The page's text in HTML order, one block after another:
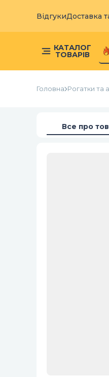
ВідгукиДоставка
КАТАЛОГ
ТОВАРІВ
Головна Рогатки та
Все про